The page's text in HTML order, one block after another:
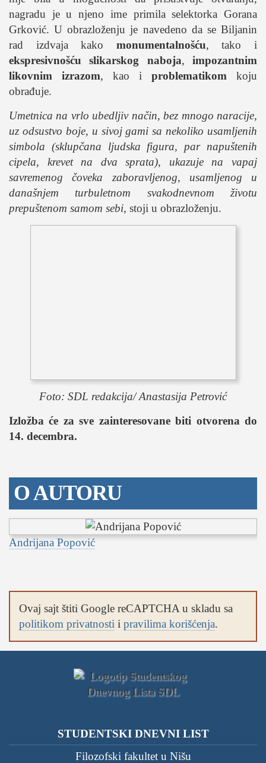
nagradu je u njeno ime primila selektorka Gorana
Grković. U obrazloženju je navedeno da se Biljanin
rad izdvaja kako monumentalnošću, tako i
ekspresivnošću
slikarskog naboja,impozantnim
likovnim izrazom, kao i problematikom koju
obrađuje.
Umetnica na vrlo ubedljiv način, bez mnogo naracije,
uz odsustvo boje, u sivoj gami sa nekoliko usamljenih
simbola (sklupčana ljudska figura, par napuštenih
cipela, krevet na dva sprata), ukazuje na vapaj
savremenog čoveka zaboravljenog, usamljenog u
današnjem turbuletnom svakodnevnom životu
prepuštenom samom sebi, stoji u obrazloženju.
Foto: SDL redakcija/ Anastasija Petrović
Izložba će za sve zainteresovane biti otvorena do
14. decembra.
O AUTORU
Andrijana Popović
Ovaj sajt štiti Google reCAPTCHA u skladu sa
politikom privatnosti i pravilima korišćenja.
STUDENTSKI DNEVNI LIST
Filozofski fakultet u Nišu